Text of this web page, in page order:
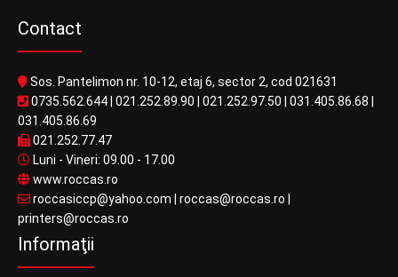
Contact
Sos. Pantelimon nr. 10-12, etaj 6, sector 2, cod 021631
0735.562.644 021.252.89.90 021.252.97.50 031.405.86.68
031.405.86.69
021.252.77.47
Luni - Vineri: 09.00 - 17.00
www.roccas.ro
roccasiccp@yahoo.com
roccas@roccas.ro
printers@roccas.ro
Informaţii